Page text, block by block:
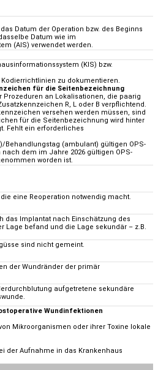
Datum der Operation bzw. des Beginns
Datum wie im
(AIS) verwendet werden.
(KIS) bzw.
zu dokumentieren.
für die Seitenbezeichnung
Prozeduren an Lokalisationen, die paarig
R, L oder B verpflichtend.
versehen werden müssen, sind
für die Seitenbezeichnung wird hinter
Fehlt ein erforderliches
(ambulant) gültigen OPS-
dem im Jahre 2026 gültigen OPS-
worden ist.
eine Reoperation notwendig macht.
das Implantat nach Einschätzung des
Lage befand und die Lage sekundär – z.B.
sind nicht gemeint.
der Wundränder der primär
aufgetretene sekundäre
Wundinfektionen
Mikroorganismen oder ihrer Toxine lokale
der Aufnahme in das Krankenhaus